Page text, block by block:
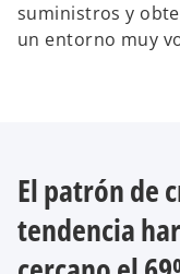
suministros y
un entorno muy
El patrón de
tendencia